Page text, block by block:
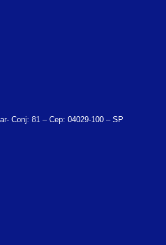
Conj: 81 – Cep: 04029-100 – SP